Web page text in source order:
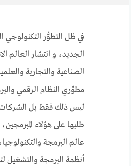
في ظل التطوُّر التكنولوجي
الجديد، و انتشار العالم
الصناعية والتجارية
مطوِّري النظام الرقمي
ليس ذلك فقط بل الشركات
طلبها على هؤلاء
عالم البرمجة
أنظمة البرمجة والتشغيل